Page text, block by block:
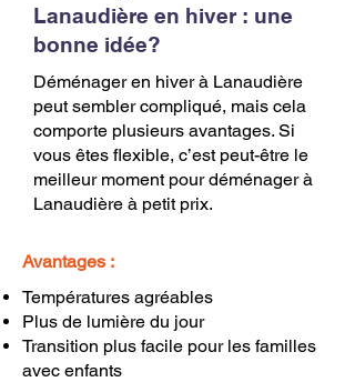
Lanaudière en hiver : une
bonne idée?
Déménager en hiver à Lanaudière
peut sembler compliqué, mais cela
comporte plusieurs avantages. Si
vous êtes flexible, c’est peut-être le
meilleur moment pour déménager à
Lanaudière à petit prix.
Avantages :
Températures agréables
Plus de lumière du jour
Transition plus facile pour les familles
avec enfants